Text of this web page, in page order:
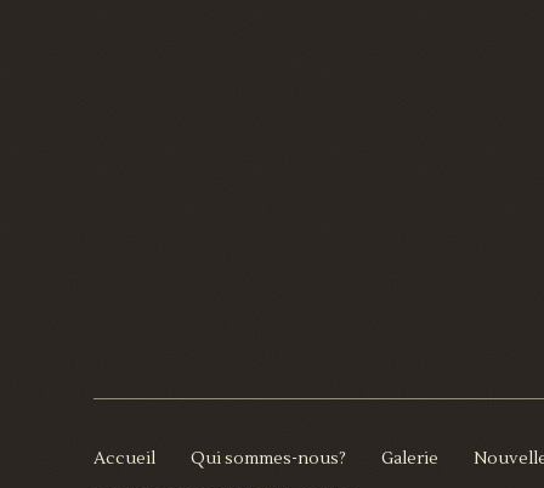
Accueil Qui sommes-nous? Galerie